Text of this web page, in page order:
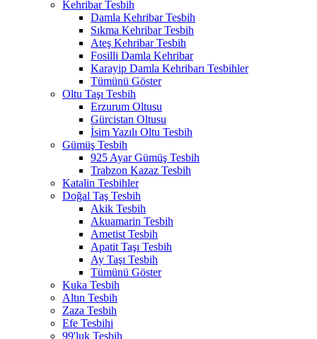
Kehribar Tesbih
Damla Kehribar Tesbih
Sıkma Kehribar Tesbih
Ateş Kehribar Tesbih
Fosilli Damla Kehribar
Karayip Damla Kehribarı Tesbihler
Tümünü Göster
Oltu Taşı Tesbih
Erzurum Oltusu
Gürcistan Oltusu
İsim Yazılı Oltu Tesbih
Gümüş Tesbih
925 Ayar Gümüş Tesbih
Trabzon Kazaz Tesbih
Katalin Tesbihler
Doğal Taş Tesbih
Akik Tesbih
Akuamarin Tesbih
Ametist Tesbih
Apatit Taşı Tesbih
Ay Taşı Tesbih
Tümünü Göster
Kuka Tesbih
Altın Tesbih
Zaza Tesbih
Efe Tesbihi
99'luk Tesbih